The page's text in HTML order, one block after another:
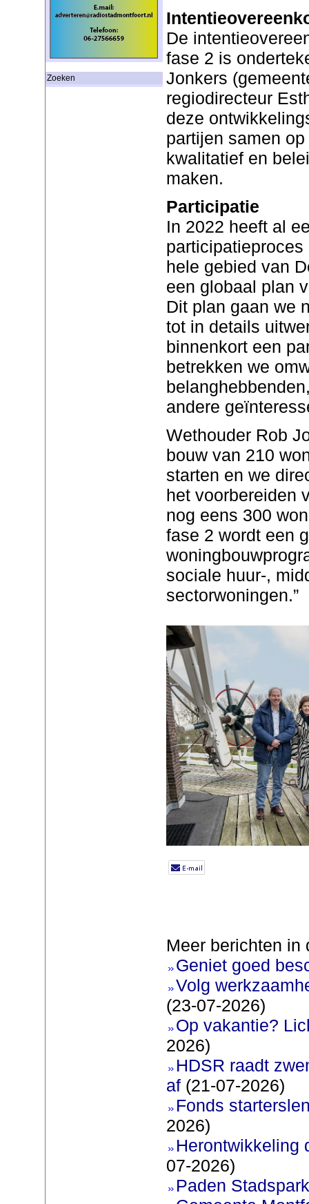
Zoeken
De
fase 2 is
Jonkers
regiodirecteur
deze
partijen samen
kwalitatief en
maken.
Participatie
In 2022 heeft al
hele gebied van
een globaal plan
Dit plan gaan we
tot in details
binnenkort een
betrekken we
andere
Wethouder Rob
bouw van 210
starten en we
het voorbereiden
nog eens 300
fase 2 wordt een
sociale huur-,
sectorwoningen.”
Meer berichten in
Geniet goed
Volg
(23-07-2026)
Op vakantie?
2026)
HDSR raadt
af(21-07-2026)
Fonds
2026)
Herontwikkeling
07-2026)
Paden